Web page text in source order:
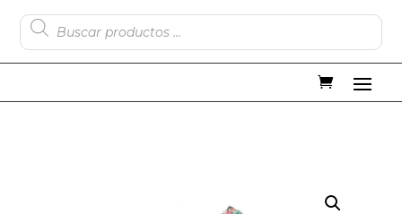
de
productos